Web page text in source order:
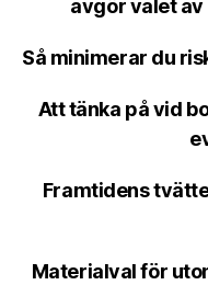
avgör valet
Så minimerar du
Att tänka på vid
Framtidens
Materialval för